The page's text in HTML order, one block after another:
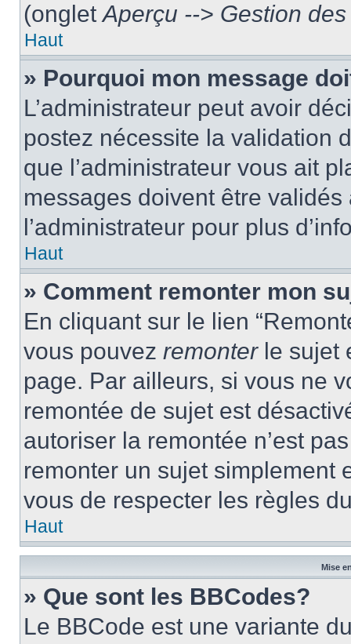
(ongletAperçu --> Gestion
Haut
» Pourquoi mon message
L’administrateur peut avoir
postez nécessite la validation
que l’administrateur vous ait
messages doivent être validés
l’administrateur pour plus
Haut
» Comment remonter mon
En cliquant sur le lien
vous pouvez remonterle sujet
page. Par ailleurs, si vous ne
remontée de sujet est
autoriser la remontée n’est
remonter un sujet simplement
vous de respecter les règles
Haut
Mise
» Que sont les BBCodes?
Le BBCode est une variante